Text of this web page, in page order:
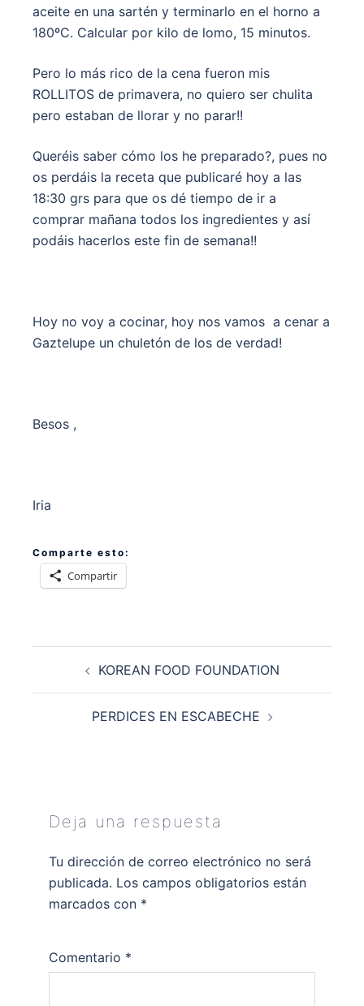
aceite en una sartén y terminarlo en el horno a
180ºC. Calcular por kilo de lomo, 15 minutos.
Pero lo más rico de la cena fueron mis
ROLLITOS de primavera, no quiero ser chulita
pero estaban de llorar y no parar!!
Queréis saber cómo los he preparado?, pues no
os perdáis la receta que publicaré hoy a las
18:30 grs para que os dé tiempo de ir a
comprar mañana todos los ingredientes y así
podáis hacerlos este fin de semana!!
Hoy no voy a cocinar, hoy nos vamos a cenar a
Gaztelupe un chuletón de los de verdad!
Besos ,
Iria
Comparte esto:
Compartir
entradas
KOREAN FOOD FOUNDATION
PERDICES EN ESCABECHE
Deja una respuesta
Tu dirección de correo electrónico no será
publicada. Los campos obligatorios están
marcados con *
Comentario *